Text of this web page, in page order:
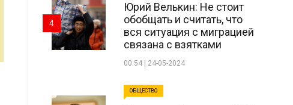
Юрий Велькин: Не стоит
обобщать и считать, что
вся ситуация с миграцией
связана с взятками
00:54 | 24-05-2024
4
ОБЩЕСТВО